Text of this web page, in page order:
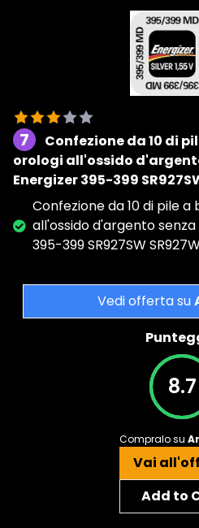
7
Confezione da 10 di
orologi all'ossido
Energizer 395-399
Confezione da 10 di pile
all'ossido d'argento
395-399 SR927SW
Vedi offerta su
8.7
Compralo su
Vai
Add to